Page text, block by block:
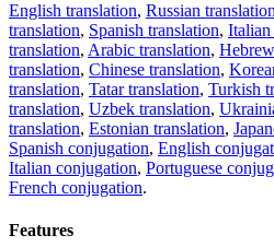
English translation, Russian translation
translation, Spanish translation, Italian
translation, Arabic translation,
translation, Chinese translation,
translation, Tatar translation, Turkish
translation, Uzbek translation,
translation, Estonian translation,
Spanish conjugation, English
Italian conjugation, Portuguese
French conjugation.
Features